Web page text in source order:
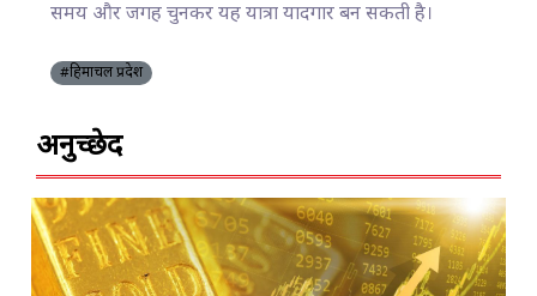
समय और जगह चुनकर यह यात्रा यादगार बन सकती है।
#हिमाचल प्रदेश
अनुच्छेद